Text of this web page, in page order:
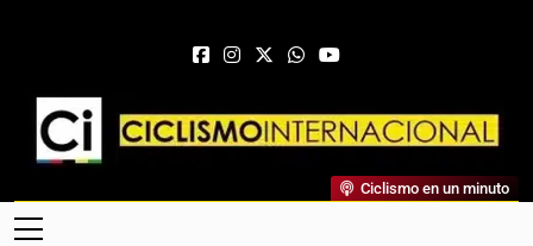
Ciclismo Internacional
Web Dedicada Al Ciclismo Mundial. Entrevistas, Análisis,
Crónicas, Previas Y Más. La Web Ciclista De Referencia.
Ciclismo en un minuto